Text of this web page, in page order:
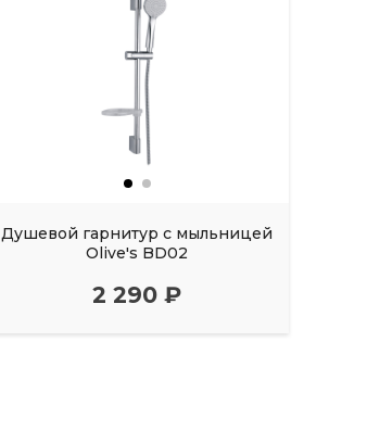
Душевой гарнитур с мыльницей
Olive's BD02
2 290 ₽